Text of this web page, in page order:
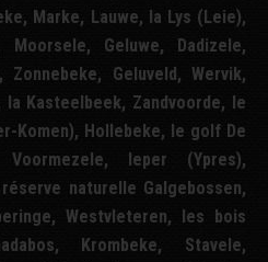
Marke, Lauwe, la Lys (Leie),
Geluwe, Dadizele,
Geluveld, Wervik,
Kasteelbeek, Zandvoorde, le
Komen), Hollebeke, le golf De
Voormezele, Ieper (Ypres),
naturelle Galgebossen,
Westvleteren, les bois
Krombeke, Stavele,